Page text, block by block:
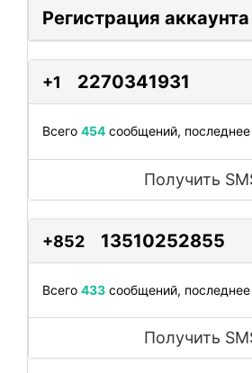
Регистрация
+1 2270341931
Всего 454 сообщений, последнее
Получить
+852 13510252855
Всего 433 сообщений, последнее
Получить